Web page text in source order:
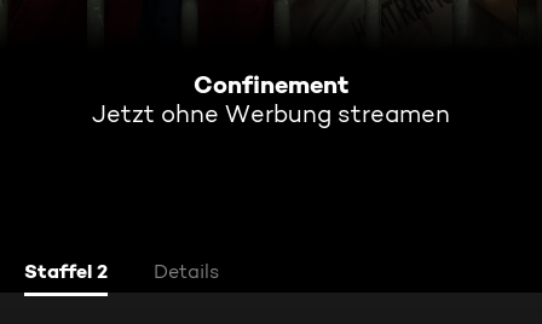
Confinement
Jetzt ohne Werbung streamen
Staffel 2 Details